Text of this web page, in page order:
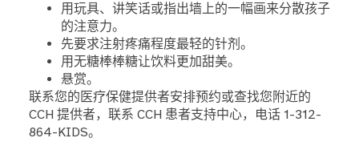
用玩具、讲笑话或指出墙上的一幅画来分散孩子
的注意力。
先要求注射疼痛程度最轻的针剂。
用无糖棒棒糖让饮料更加甜美。
悬赏。
联系您的医疗保健提供者安排预约或查找您附近的
CCH 提供者，联系 CCH 患者支持中心，电话 1-312-
864-KIDS。